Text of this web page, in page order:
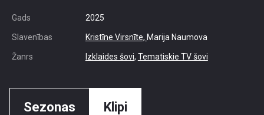
Gads 2025
Slavenības Kristīne Virsnīte, Marija Naumova
Žanrs Izklaides šovi, Tematiskie TV šovi
Sezonas Klipi